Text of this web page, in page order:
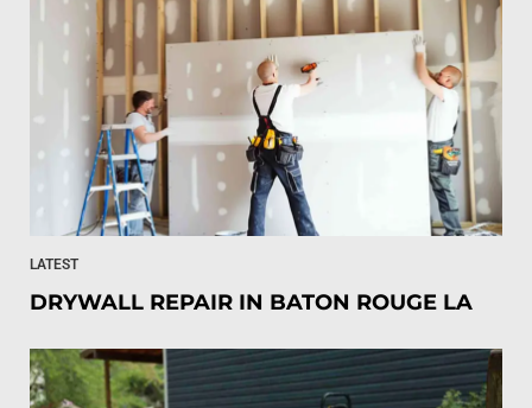
LATEST
DRYWALL REPAIR IN BATON ROUGE LA